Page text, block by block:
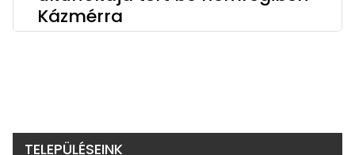
Kázmérra
TELEPÜLÉSEINK